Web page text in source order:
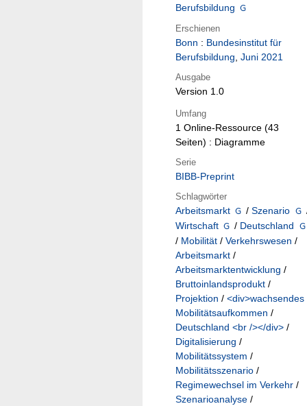
Berufsbildung
Erschienen
Bonn : Bundesinstitut für
Berufsbildung, Juni 2021
Ausgabe
Version 1.0
Umfang
1 Online-Ressource (43
Seiten) : Diagramme
Serie
BIBB-Preprint
Schlagwörter
Arbeitsmarkt / Szenario
Wirtschaft
/ Deutschland
/ Mobilität / Verkehrswesen /
Arbeitsmarkt /
Arbeitsmarktentwicklung /
Bruttoinlandsprodukt /
Projektion / <div>wachsendes
Mobilitätsaufkommen /
Deutschland <br /></div> /
Digitalisierung /
Mobilitätssystem /
Mobilitätsszenario /
Regimewechsel im Verkehr /
Szenarioanalyse /